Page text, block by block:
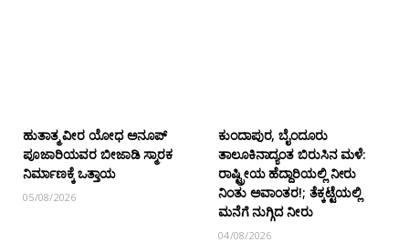
ಹುತಾತ್ಮ ವೀರ ಯೋಧ ಅನೂಪ್
ಪೂಜಾರಿಯವರ ಬೀಜಾಡಿ ಸ್ಮಾರಕ
ನಿರ್ಮಾಣಕ್ಕೆ ಒತ್ತಾಯ
05/08/2026
ಕುಂದಾಪುರ, ಬೈಂದೂರು
ತಾಲೂಕಿನಾದ್ಯಂತ ಬಿರುಸಿನ ಮಳೆ:
ರಾಷ್ಟ್ರೀಯ ಹೆದ್ದಾರಿಯಲ್ಲಿ‌ ನೀರು
ನಿಂತು ಅವಾಂತರ!; ತೆಕ್ಕಟ್ಟೆಯಲ್ಲಿ
ಮನೆಗೆ ನುಗ್ಗಿದ ನೀರು
04/08/2026